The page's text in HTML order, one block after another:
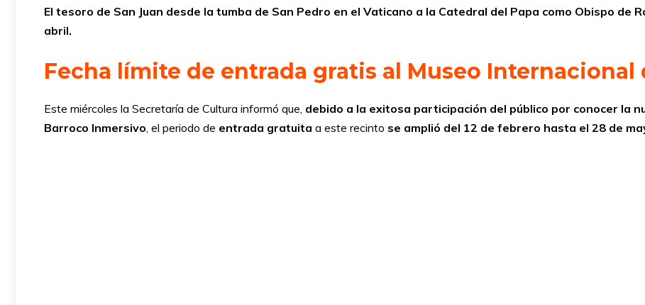
El tesoro de San Juan desde la tumba de San Pedro en el Vaticano a la Catedral del Papa como Obispo de
abril.
Fecha límite de entrada gratis al Museo
Este miércoles la Secretaría de Cultura informó que, debido a la exitosa participación del público por conocer la
Barroco Inmersivo, el periodo de entrada gratuita a este recinto se amplió del 12 de febrero hasta el 28 de